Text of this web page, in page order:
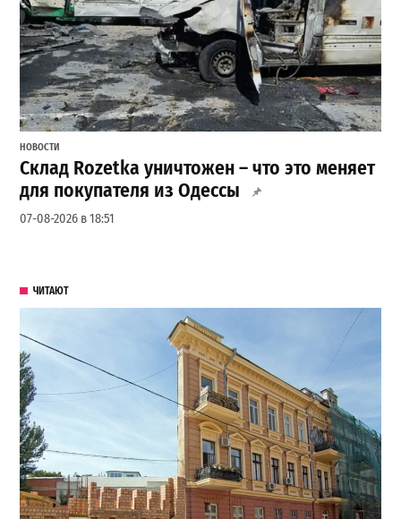
НОВОСТИ
Склад Rozetka уничтожен – что это меняет
для покупателя из Одессы
07-08-2026 в 18:51
ЧИТАЮТ